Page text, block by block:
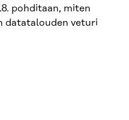
pohditaan, miten
datatalouden veturi